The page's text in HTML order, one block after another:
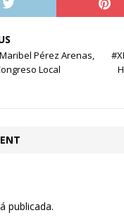
Pérez Arenas,
Local
publicada.